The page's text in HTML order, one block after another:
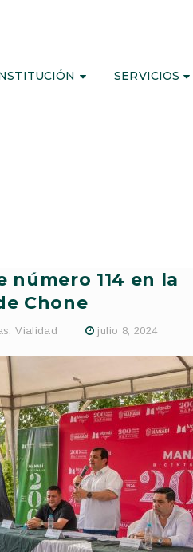
SERVICIOS
114 en la
Chone
,Vialidad julio 8, 2024